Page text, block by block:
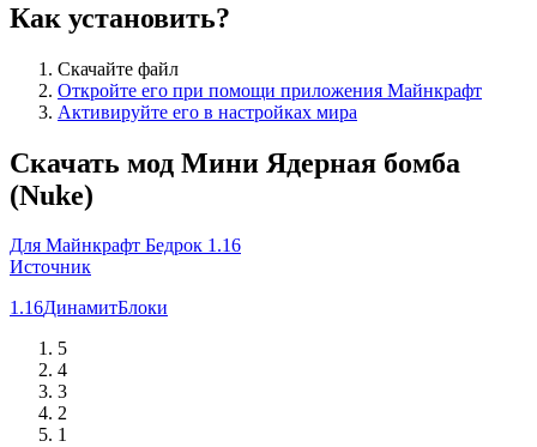
Как установить?
Скачайте файл
Откройте его при помощи приложения Майнкрафт
Активируйте его в настройках мира
Скачать мод Мини Ядерная бомба
(Nuke)
Для Майнкрафт Бедрок 1.16
Источник
1.16ДинамитБлоки
5
4
3
2
1